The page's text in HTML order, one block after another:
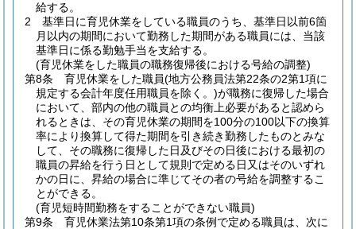
給する。
2
基準日に育児休業をしている職員のうち、基準日以前6箇
月以内の期間において勤務した期間がある職員には、当該
基準日に係る勤勉手当を支給する。
(育児休業をした職員の職務復帰後における号給の調整)
第8条
育児休業をした職員(地方公務員法第22条の2第1項に
規定する会計年度任用職員を除く。)が職務に復帰した場合
において、部内の他の職員との均衡上必要があると認めら
れるときは、その育児休業の期間を100分の100以下の換算
率により換算して得た期間を引き続き勤務したものとみな
して、その職務に復帰した日及びその日後における最初の
職員の昇給を行う日として規則で定める日又はそのいずれ
かの日に、昇給の場合に準じてその者の号給を調整するこ
とができる。
(育児短時間勤務をすることができない職員)
第9条
育児休業法第10条第1項の条例で定める職員は、次に